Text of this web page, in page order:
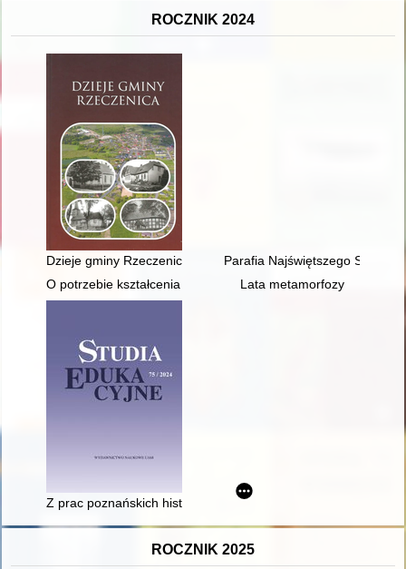
ROCZNIK 2024
Dzieje gminy Rzeczenica
Parafia Najświętszego Serca
O potrzebie kształcenia technicznego w odbudowie
Lata metamorfozy
Z prac poznańskich historyków wychowania - recenzja]
ROCZNIK 2025